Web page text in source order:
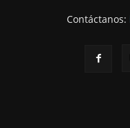
Contáctanos: